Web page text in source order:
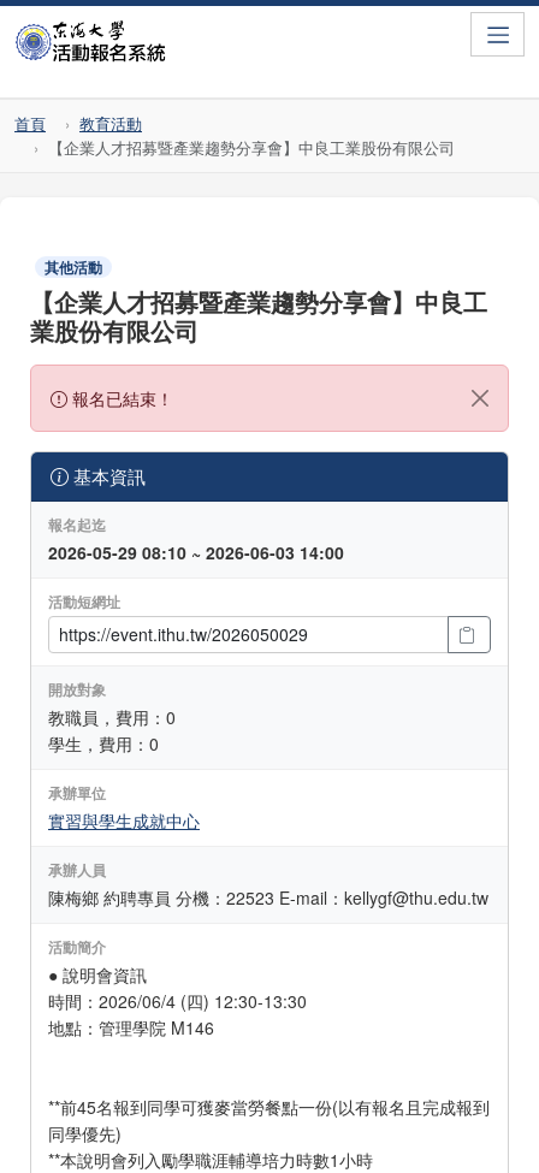
首頁
教育活動
【企業人才招募暨產業趨勢分享會】中良工業股份有限公司
其他活動
【企業人才招募暨產業趨勢分享會】中良工
業股份有限公司
報名已結束！
基本資訊
報名起迄
2026-05-29 08:10 ~ 2026-06-03 14:00
活動短網址
開放對象
教職員，費用：0
學生，費用：0
承辦單位
實習與學生成就中心
承辦人員
陳梅鄉 約聘專員 分機：22523 E-mail：kellygf@thu.edu.tw
活動簡介
● 說明會資訊
時間：2026/06/4 (四) 12:30-13:30
地點：管理學院 M146
**前45名報到同學可獲麥當勞餐點一份(以有報名且完成報到
同學優先)
**本說明會列入勵學職涯輔導培力時數1小時